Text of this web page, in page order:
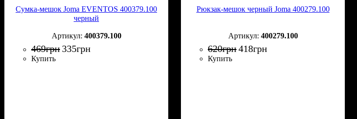
Сумка-мешок Joma EVENTOS 400379.100
черный
400379.100
469грн 335грн
Купить
Рюкзак-мешок черный Joma 400279.100
400279.100
620грн418грн
Купить